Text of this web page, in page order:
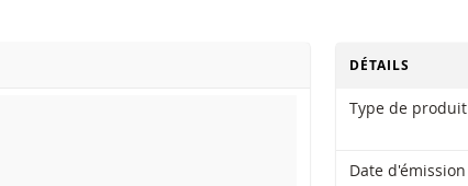
CHANGER
DÉTAILS
Type de produit
Date d'émission